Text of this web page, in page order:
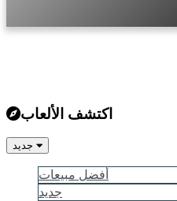
اكتشف الألعاب
جديد
أفضل مبيعات
جديد